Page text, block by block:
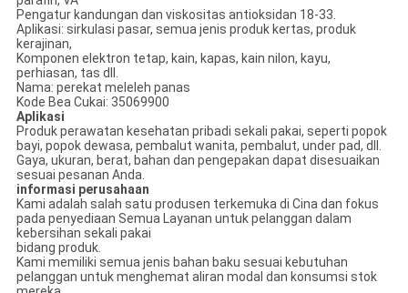
Pengatur kandungan dan viskositas antioksidan 18-33.
Aplikasi: sirkulasi pasar, semua jenis produk kertas, produk
kerajinan,
Komponen elektron tetap, kain, kapas, kain nilon, kayu,
perhiasan, tas dll.
Nama: perekat meleleh panas
Kode Bea Cukai: 35069900
Aplikasi
Produk perawatan kesehatan pribadi sekali pakai, seperti popok
bayi, popok dewasa, pembalut wanita, pembalut, under pad, dll.
Gaya, ukuran, berat, bahan dan pengepakan dapat disesuaikan
sesuai pesanan Anda.
informasi perusahaan
Kami adalah salah satu produsen terkemuka di Cina dan fokus
pada penyediaan Semua Layanan untuk pelanggan dalam
kebersihan sekali pakai
bidang produk.
Kami memiliki semua jenis bahan baku sesuai kebutuhan
pelanggan untuk menghemat aliran modal dan konsumsi stok